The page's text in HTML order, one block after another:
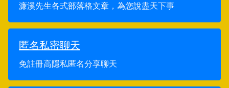
濂溪先生各式部落格文章，為您說盡天下事
匿名私密聊天
免註冊高隱私匿名分享聊天